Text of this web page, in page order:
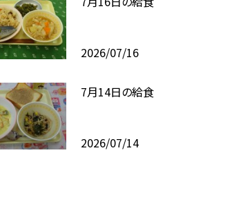
2026/07/16
7月14日の給食
2026/07/14